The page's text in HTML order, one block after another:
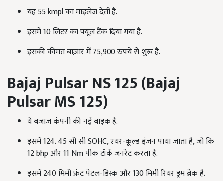
यह 55 kmpl का माइलेज देती है.
इसमें 10 लिटर का फ्यूल टैंक दिया गया है.
इसकी कीमत बाज़ार में 75,900 रुपये से शुरू है.
Bajaj Pulsar NS125 (Bajaj
Pulsar MS125)
ये बजाज कंपनी की नई बाइक है.
इसमें 124. 45 सी सी SOHC, एयर-कूल्ड इंजन पाया जाता है, जो कि
12 bhp और 11 Nm पीक टॉर्क जनरेट करता है.
इसमें 240 मिमी फ्रंट पेटल-डिस्क और 130 मिमी रियर ड्रम ब्रेक है.